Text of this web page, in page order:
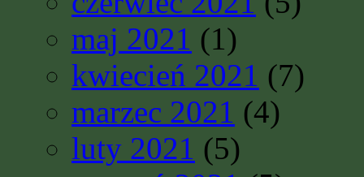
maj 2021 (1)
kwiecień 2021 (7)
marzec 2021 (4)
luty 2021 (5)